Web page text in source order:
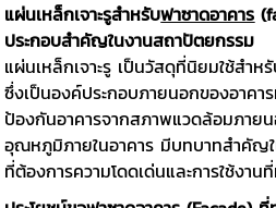
แผ่นเหล็กเจาะรูสำหรับฟาซาดอาคาร
ประกอบสำคัญในงานสถาปัตยกรรม
แผ่นเหล็กเจาะรู เป็นวัสดุที่นิยมใช้สำห
ซึ่งเป็นองค์ประกอบภายนอกของอาคา
ป้องกันอาคารจากสภาพแวดล้อมภาย
อุณหภูมิภายในอาคาร มีบทบาทสำคัญ
ที่ต้องการความโดดเด่นและการใช้งาน